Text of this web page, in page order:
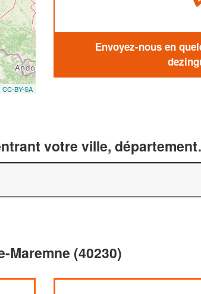
CC-BY-SA
Envoyez-nous en
votre ville,
(40230)